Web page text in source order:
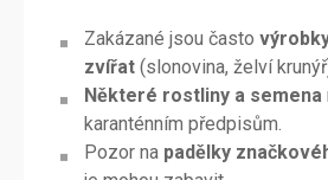
Zakázané jsou často
zvířat (slonovina, želví
Některé rostliny a semena
karanténním předpisům.
Pozor na padělky